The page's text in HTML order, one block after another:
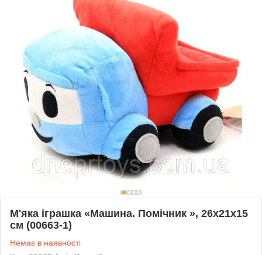
М'яка іграшка «Машина. Помічник », 26х21х15
см (00663-1)
Немає в наявності